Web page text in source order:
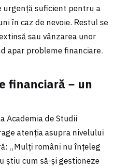
urgență suficient pentru a
în caz de nevoie. Restul se
sau vânzarea unor
apar probleme financiare.
financiară – un
Academia de Studii
atenția asupra nivelului
„Mulți români nu înțeleg
știu cum să-și gestioneze